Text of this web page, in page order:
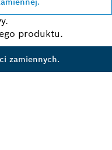
produktu.
zamiennych.